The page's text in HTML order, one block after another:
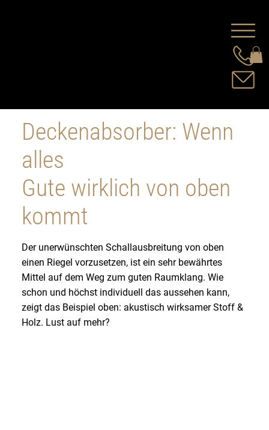
Deckenabsorber: Wenn
alles
Gute wirklich von oben
kommt
Der unerwünschten Schallausbreitung von oben
einen Riegel vorzusetzen, ist ein sehr bewährtes
Mittel auf dem Weg zum guten Raumklang. Wie
schon und höchst individuell das aussehen kann,
zeigt das Beispiel oben: akustisch wirksamer Stoff &
Holz. Lust auf mehr?